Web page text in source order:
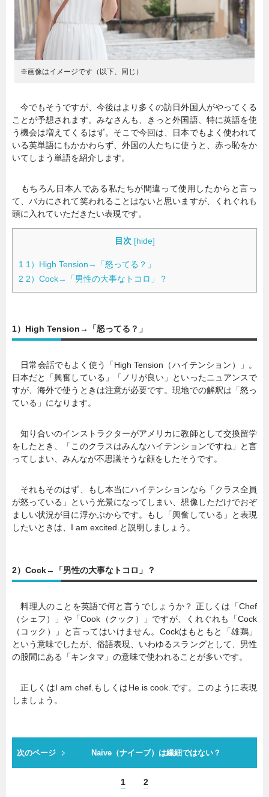
※画像はイメージです（以下、同じ）
今でもそうですが、今後はより多くの訪日外国人がやってくる
ことが予想されます。みなさんも、きっと外国語、特に英語を使
う機会は増えてくるはず。そこで今回は、日本でもよく使われて
いる英単語にもかかわらず、外国の人たちに使うと、赤っ恥をか
いてしまう単語を紹介します。
もちろん日本人である私たちが間違って使用したからと言っ
て、バカにされて笑われることはないと思いますが、くれぐれも
頭に入れていただきたい表現です。
目次 [hide]
1 1）High Tension→「怒ってる？」
2 2）Cock→「男性の大事なトコロ」？
1）High Tension→「怒ってる？」
日常会話でもよく使う「High Tension（ハイテンション）」。
日本だと「興奮している」「ノリが良い」といったニュアンスで
すが、海外で使うときは注意が必要です。現地での解釈は「怒っ
ている」になります。
知り合いのインストラクターがアメリカに教師として交換留学
をしたとき、「このクラスはみんなハイテンションですね」と言
ってしまい、みんなが不思議そうな顔をしたそうです。
それもそのはず、もし本当にハイテンションなら「クラス全員
が怒っている」という光景になってしまい、想像しただけでおぞ
ましい状況が目に浮かぶからです。もし「興奮している」と表現
したいときは、I am excited.と説明しましょう。
2）Cock→「男性の大事なトコロ」？
料理人のことを英語で何と言うでしょうか？ 正しくは「Chef
（シェフ）」や「Cook（クック）」ですが、くれぐれも「Cock
（コック）」と言ってはいけません。Cockはもともと「雄鶏」
という意味でしたが、俗語表現、いわゆるスラングとして、男性
の股間にある「キンタマ」の意味で使われることが多いです。
正しくはI am chef.もしくはHe is cook.です。このように表現
しましょう。
次のページ Naive（ナイーブ）は繊細ではない？
1 2